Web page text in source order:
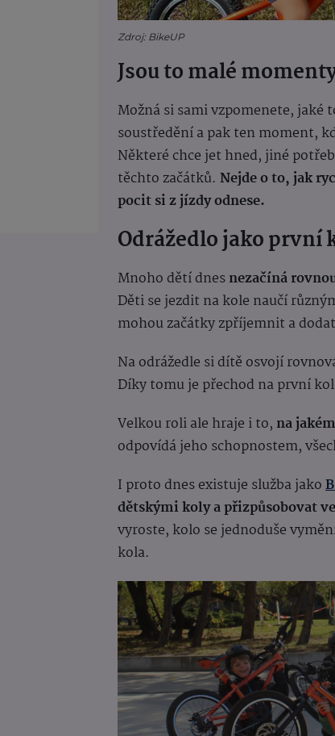
Zdroj: BikeUP
Jsou to malé
Možná si sami vzpomenete, jaké
soustředění a pak ten moment,
Některé chce jet hned, jiné
těchto začátků. Nejde o to, jak
pocit si z jízdy odnese.
Odrážedlo jako první
Mnoho dětí dnesnezačíná
Děti se jezdit na kole naučí
mohou začátky zpříjemnit a
Na odrážedle si dítě osvojí
Díky tomu je přechod na první
Velkou roli ale hraje i to, na
odpovídá jeho schopnostem,
I proto dnes existuje služba jako
dětskými koly a přizpůsobovat
vyroste, kolo se jednoduše
kola.